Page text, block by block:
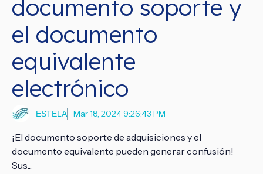
documento soporte y
el documento
equivalente
electrónico
ESTELA Mar 18, 2024 9:26:43 PM
¡El documento soporte de adquisiciones y el
documento equivalente pueden generar confusión!
Sus...